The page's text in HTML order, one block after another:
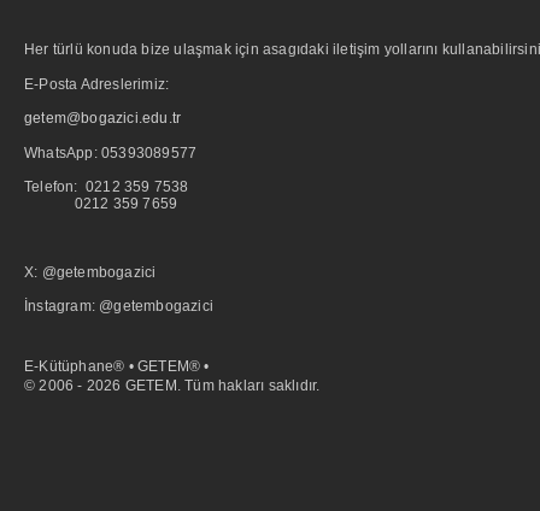
Her türlü konuda bize ulaşmak için asagıdaki iletişim yollarını
E-Posta Adreslerimiz:
getem@bogazici.edu.tr
WhatsApp: 05393089577
Telefon: 0212 359 7538
0212 359 7659
X: @getembogazici
İnstagram: @getembogazici
E-Kütüphane® • GETEM® •
© 2006 - 2026 GETEM. Tüm hakları saklıdır.